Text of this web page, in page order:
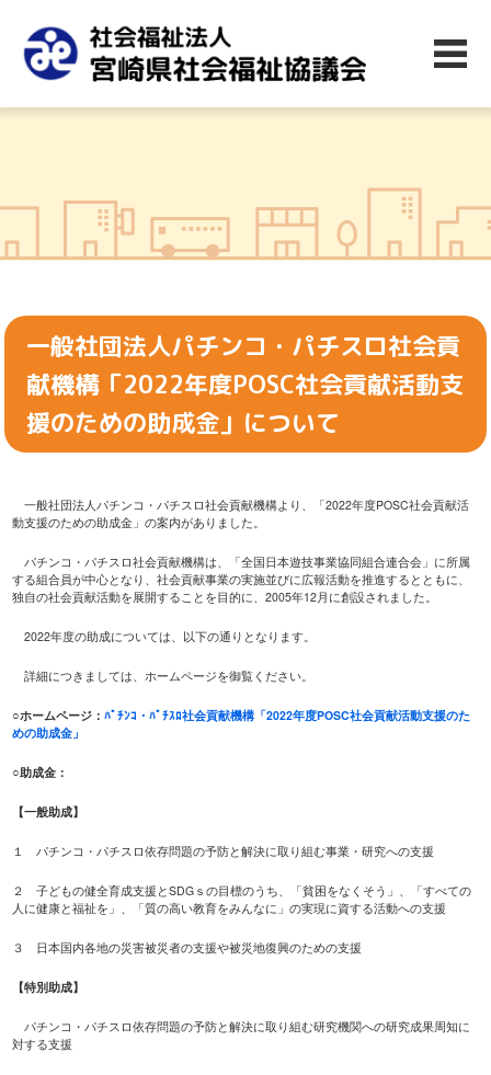
一般社団法人パチンコ・パチスロ社会貢
献機構「2022年度POSC社会貢献活動支
援のための助成金」について
一般社団法人パチンコ・パチスロ社会貢献機構より、「2022年度POSC社会貢献活
動支援のための助成金」の案内がありました。
パチンコ・パチスロ社会貢献機構は、「全国日本遊技事業協同組合連合会」に所属
する組合員が中心となり、社会貢献事業の実施並びに広報活動を推進するとともに、
独自の社会貢献活動を展開することを目的に、2005年12月に創設されました。
2022年度の助成については、以下の通りとなります。
詳細につきましては、ホームページを御覧ください。
○ホームページ： ﾊﾟﾁﾝｺ・ﾊﾟﾁｽﾛ社会貢献機構「2022年度POSC社会貢献活動支援のた
めの助成金」
○助成金：
【一般助成】
１ パチンコ・パチスロ依存問題の予防と解決に取り組む事業・研究への支援
２ 子どもの健全育成支援とSDGｓの目標のうち、「貧困をなくそう」、「すべての
人に健康と福祉を」、「質の高い教育をみんなに」の実現に資する活動への支援
３ 日本国内各地の災害被災者の支援や被災地復興のための支援
【特別助成】
パチンコ・パチスロ依存問題の予防と解決に取り組む研究機関への研究成果周知に
対する支援